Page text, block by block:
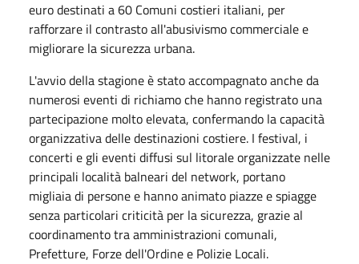
euro destinati a 60 Comuni costieri italiani, per
rafforzare il contrasto all'abusivismo commerciale e
migliorare la sicurezza urbana.
L'avvio della stagione è stato accompagnato anche da
numerosi eventi di richiamo che hanno registrato una
partecipazione molto elevata, confermando la capacità
organizzativa delle destinazioni costiere. I festival, i
concerti e gli eventi diffusi sul litorale organizzate nelle
principali località balneari del network, portano
migliaia di persone e hanno animato piazze e spiagge
senza particolari criticità per la sicurezza, grazie al
coordinamento tra amministrazioni comunali,
Prefetture, Forze dell'Ordine e Polizie Locali.